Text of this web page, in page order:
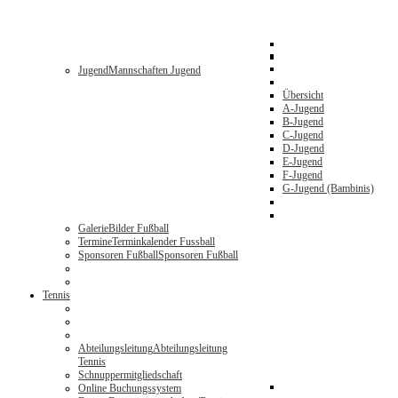
JugendMannschaften Jugend
Übersicht
A-Jugend
B-Jugend
C-Jugend
D-Jugend
E-Jugend
F-Jugend
G-Jugend (Bambinis)
GalerieBilder Fußball
TermineTerminkalender Fussball
Sponsoren FußballSponsoren Fußball
Tennis
AbteilungsleitungAbteilungsleitung
Tennis
Schnuppermitgliedschaft
Online Buchungssystem